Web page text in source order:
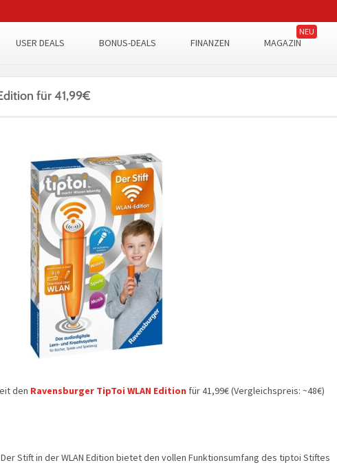
USER DEALS BONUS-DEALS FINANZEN MAGAZIN
für 41,99€
den Ravensburger TipToi WLAN Edition für 41,99€ (Vergleichspreis: ~48€)
Stift in der WLAN Edition bietet den vollen Funktionsumfang des tiptoi Stiftes